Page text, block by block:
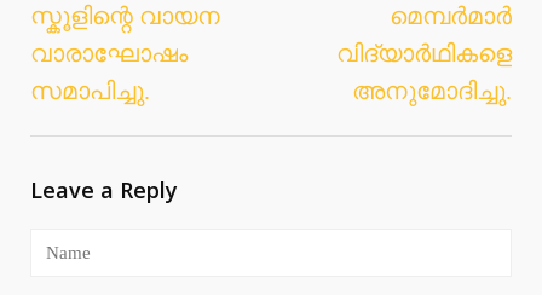
സ്കൂളിന്റെ വായന
വാരാഘോഷം
സമാപിച്ചു.
മെമ്പർമാർ
വിദ്യാർഥികളെ
അനുമോദിച്ചു.
Leave a Reply